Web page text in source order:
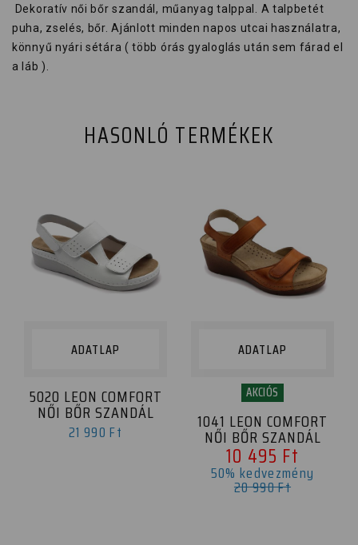
Dekoratív női bőr szandál, műanyag talppal. A talpbetét
puha, zselés, bőr. Ajánlott minden napos utcai használatra,
könnyű nyári sétára ( több órás gyaloglás után sem fárad el
a láb ).
HASONLÓ TERMÉKEK
ADATLAP
5020 LEON COMFORT
NŐI BŐR SZANDÁL
21 990 Ft
ADATLAP
AKCIÓS
1041 LEON COMFORT
NŐI BŐR SZANDÁL
10 495 Ft
50% kedvezmény
20 990 Ft